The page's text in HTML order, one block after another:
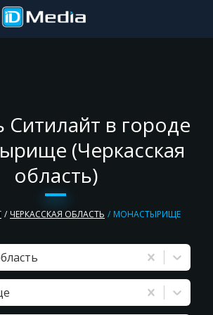
Ситилайт в городе
(Черкасская
область)
ЧЕРКАССКАЯ ОБЛАСТЬ МОНАСТЫРИЩЕ